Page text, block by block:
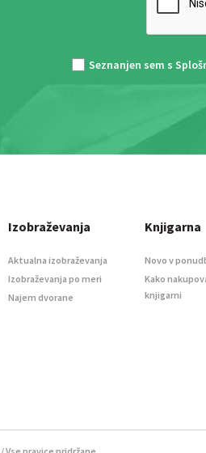
Seznanjen sem s
Izobraževanja
Aktualna izobraževanja
Izobraževanja po meri
Najem dvorane
Knjigarna
Novo v
Kako
knjigarni